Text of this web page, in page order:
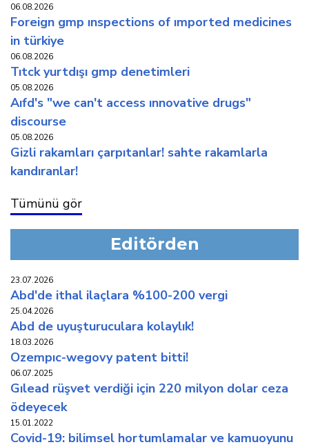
06.08.2026
foreign gmp inspections of imported medicines
in türkiye
06.08.2026
titck yurtdişi gmp deneti̇mleri̇
05.08.2026
aifd's "we can't access innovative drugs"
discourse
05.08.2026
gi̇zli̇ rakamlari çarpitanlar! sahte rakamlarla
kandiranlar!
Tümünü gör
Editörden
23.07.2026
abd'de i̇thal i̇laçlara %100-200 vergi̇
25.04.2026
abd de uyuşturuculara kolaylik!
18.03.2026
ozempic-wegovy patent bi̇tti̇!
06.07.2025
gilead rüşvet verdi̇ği̇ i̇çi̇n 220 mi̇lyon dolar ceza
ödeyecek
15.01.2022
covi̇d-19: bi̇li̇msel hortumlamalar ve kamuoyunu